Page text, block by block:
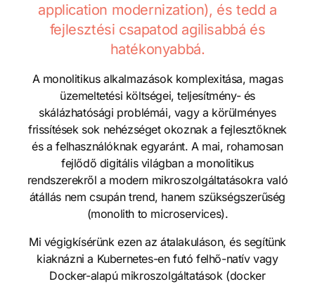
application modernization), és tedd a
fejlesztési csapatod agilisabbá és
hatékonyabbá.
A monolitikus alkalmazások komplexitása, magas
üzemeltetési költségei, teljesítmény- és
skálázhatósági problémái, vagy a körülményes
frissítések sok nehézséget okoznak a fejlesztőknek
és a felhasználóknak egyaránt. A mai, rohamosan
fejlődő digitális világban a monolitikus
rendszerekről a modern mikroszolgáltatásokra való
átállás nem csupán trend, hanem szükségszerűség
(monolith to microservices).
Mi végigkísérünk ezen az átalakuláson, és segítünk
kiaknázni a Kubernetes-en futó felhő-natív vagy
Docker-alapú mikroszolgáltatások (docker